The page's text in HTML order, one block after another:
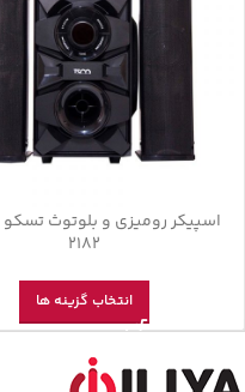
2182
انتخاب گزینه ها